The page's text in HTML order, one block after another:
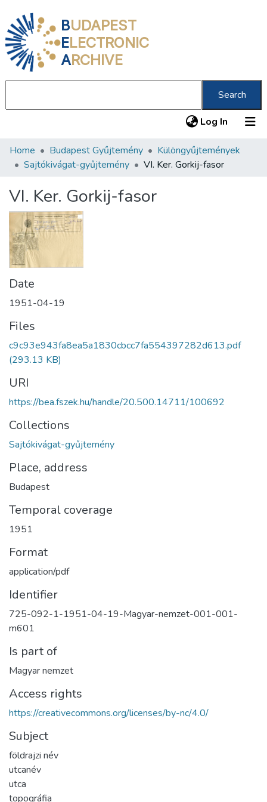
BUDAPEST
ELECTRONIC
ARCHIVE
Search
Log In (current)
Communities & Collections
Statistics
About us
Home Budapest Gyűjtemény
Különgyűjtemények
Sajtókivágat-gyűjtemény
VI. Ker. Gorkij-fasor
VI. Ker. Gorkij-fasor
Date
1951-04-19
Files
c9c93e943fa8ea5a1830cbcc7fa554397282d613.pdf
(293.13 KB)
URI
https://bea.fszek.hu/handle/20.500.14711/100692
Collections
Sajtókivágat-gyűjtemény
Place, address
Budapest
Temporal coverage
1951
Format
application/pdf
Identifier
725-092-1-1951-04-19-Magyar-nemzet-001-001-
m601
Is part of
Magyar nemzet
Access rights
https://creativecommons.org/licenses/by-nc/4.0/
Subject
földrajzi név
utcanév
utca
topográfia